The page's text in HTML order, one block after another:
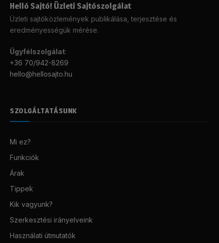
Helló Sajtó! Üzleti Sajtószolgálat
Üzleti sajtóközlemények publikálása, terjesztése és
eredményességük mérése.
Ügyfélszolgálat:
+36 70/942-8269
hello@hellosajto.hu
SZOLGÁLTATÁSUNK
Mi ez?
Funkciók
Árak
Tippek
Kik vagyunk?
Szerkesztési irányelveink
Használati útmutatók